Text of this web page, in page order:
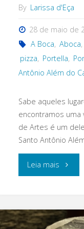
By Larissa d'Eça
28 de maio de
A Boca, Aboca,
pizza, Portella,
Antônio Além do
Sabe aqueles
encontramos uma
de Artes é um
Santo Antônio
Leia mais "ABOCA
de